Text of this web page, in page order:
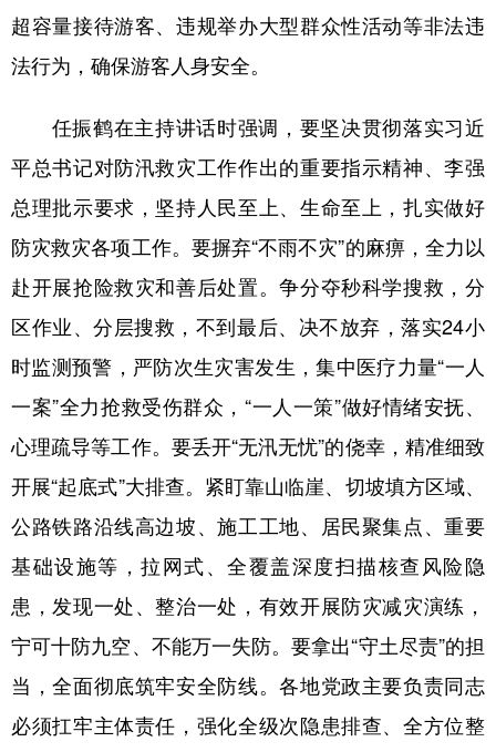
超容量接待游客、违规举办大型群众性活动等非法违
法行为，确保游客人身安全。
任振鹤在主持讲话时强调，要坚决贯彻落实习近
平总书记对防汛救灾工作作出的重要指示精神、李强
总理批示要求，坚持人民至上、生命至上，扎实做好
防灾救灾各项工作。要摒弃“不雨不灾”的麻痹，全力以
赴开展抢险救灾和善后处置。争分夺秒科学搜救，分
区作业、分层搜救，不到最后、决不放弃，落实24小
时监测预警，严防次生灾害发生，集中医疗力量“一人
一案”全力抢救受伤群众，“一人一策”做好情绪安抚、
心理疏导等工作。要丢开“无汛无忧”的侥幸，精准细致
开展“起底式”大排查。紧盯靠山临崖、切坡填方区域、
公路铁路沿线高边坡、施工工地、居民聚集点、重要
基础设施等，拉网式、全覆盖深度扫描核查风险隐
患，发现一处、整治一处，有效开展防灾减灾演练，
宁可十防九空、不能万一失防。要拿出“守土尽责”的担
当，全面彻底筑牢安全防线。各地党政主要负责同志
必须扛牢主体责任，强化全级次隐患排查、全方位整